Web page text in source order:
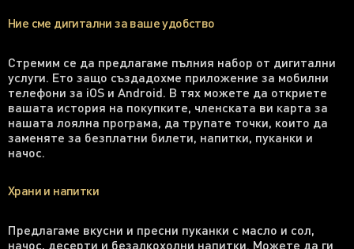
Ние сме дигитални за ваше удобство
Стремим се да предлагаме пълния набор от дигитални
услуги. Ето защо създадохме приложение за мобилни
телефони за iOS и Android. В тях можете да откриете
вашата история на покупките, членската ви карта за
нашата лоялна програма, да трупате точки, които да
заменяте за безплатни билети, напитки, пуканки и
начос.
Храни и напитки
Предлагаме вкусни и пресни пуканки с масло и сол,
начос, десерти и безалкохолни напитки. Можете да ги